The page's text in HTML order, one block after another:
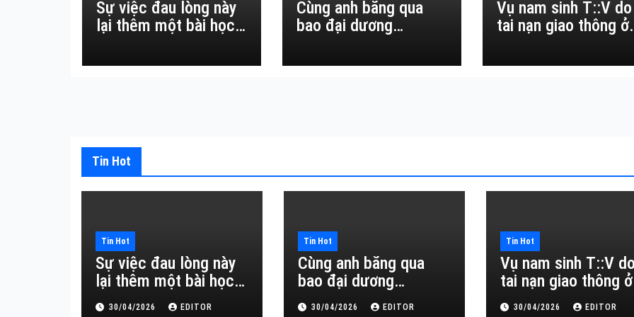
Sự việc đau lòng này
lại thêm một bài học
thường.
Cùng anh băng qua
bao đại dương…
Vụ nam sinh T::V do
tai nạn giao thông ở
Tin Hot
Tin Hot
Sự việc đau lòng này
lại thêm một bài học
đắt giá về sự vô
30/04/2026 EDITOR
Tin Hot
Cùng anh băng qua
bao đại dương…
30/04/2026 EDITOR
Tin Hot
Vụ nam sinh T::V
tai nạn giao thông ở
Đắk Lắk
30/04/2026 EDITOR